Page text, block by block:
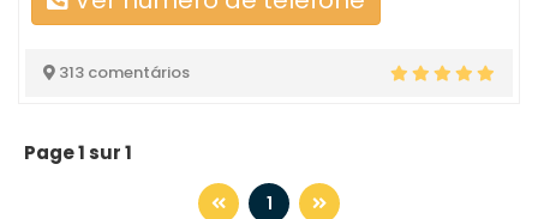
313 comentários
Page 1 sur 1
1